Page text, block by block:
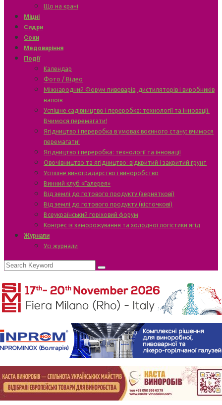
Що на крані
Міцні
Сидри
Соки
Медоваріння
Події
Календар
Фото / Відео
Міжнародний Форум пивоварів, дистиляторів і виробників
напоїв
Успішне садівництво і переробка: технології та інновації.
Вчимося перемагати!
Ягідництво і переробка в умовах воєнного стану: вчимося
перемагати!
Ягідництво і переробка: технології та інновації
Овочівництво та ягідництво: відкритий і закритий ґрунт
Успішне виноградарство і виноробство
Винний клуб «Галерея»
Від землі до готового продукту (зерняткові)
Від землі до готового продукту (кісточкові)
Всеукраїнський горіховий форум
Конгрес із заморожування та холодної логістики ягід
Журнали
Усі журнали